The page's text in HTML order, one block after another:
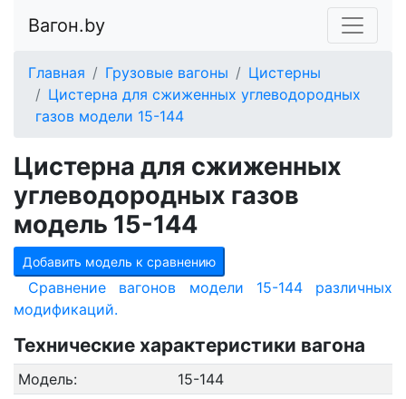
Вагон.by
Главная Грузовые вагоны
Цистерны
Цистерна для сжиженных углеводородных
газов модели 15-144
Цистерна для сжиженных
углеводородных газов
модель 15-144
Добавить модель к сравнению
Сравнение вагонов модели 15-144 различных
модификаций.
Технические характеристики вагона
Модель:
15-144